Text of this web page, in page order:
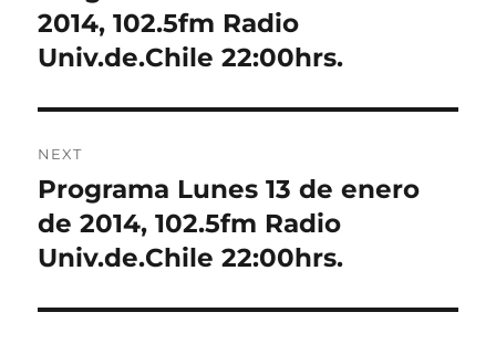
post:
2014, 102.5fm Radio
Univ.de.Chile 22:00hrs.
NEXT
Next
post:
Programa Lunes 13 de enero
de 2014, 102.5fm Radio
Univ.de.Chile 22:00hrs.